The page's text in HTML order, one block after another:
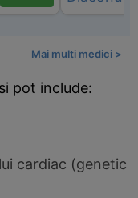
Mai multi medici >
pot include:
cardiac (genetic